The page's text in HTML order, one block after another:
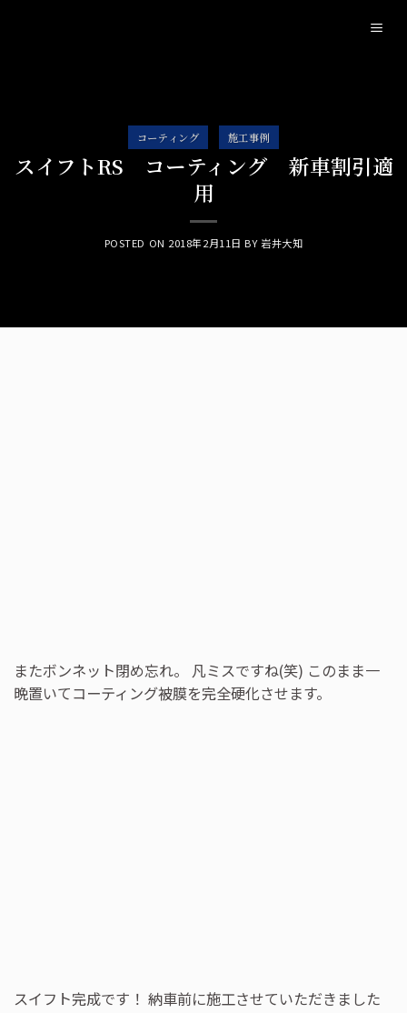
コーティング 施工事例
スイフトRS コーティング 新車割引適
用
POSTED ON 2018年2月11日 BY岩井大知
またボンネット閉め忘れ。 凡ミスですね(笑) このまま一
晩置いてコーティング被膜を完全硬化させます。
スイフト完成です！ 納車前に施工させていただきました